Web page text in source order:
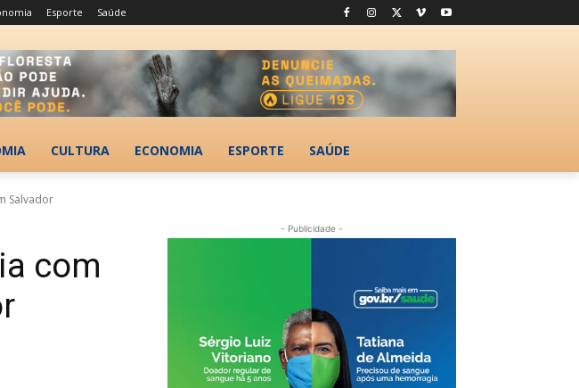
Esporte Saúde
CULTURA ECONOMIA ESPORTE SAÚDE
Salvador
com
- Publicidade -